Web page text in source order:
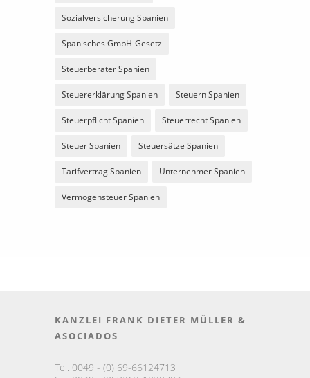
Sozialversicherung Spanien
Spanisches GmbH-Gesetz
Steuerberater Spanien
Steuererklärung Spanien Steuern Spanien
Steuerpflicht Spanien Steuerrecht Spanien
Steuer Spanien Steuersätze Spanien
Tarifvertrag Spanien Unternehmer Spanien
Vermögensteuer Spanien
KANZLEI FRANK DIETER MÜLLER &
ASOCIADOS
Tel. 0049 - (0) 69-66124713